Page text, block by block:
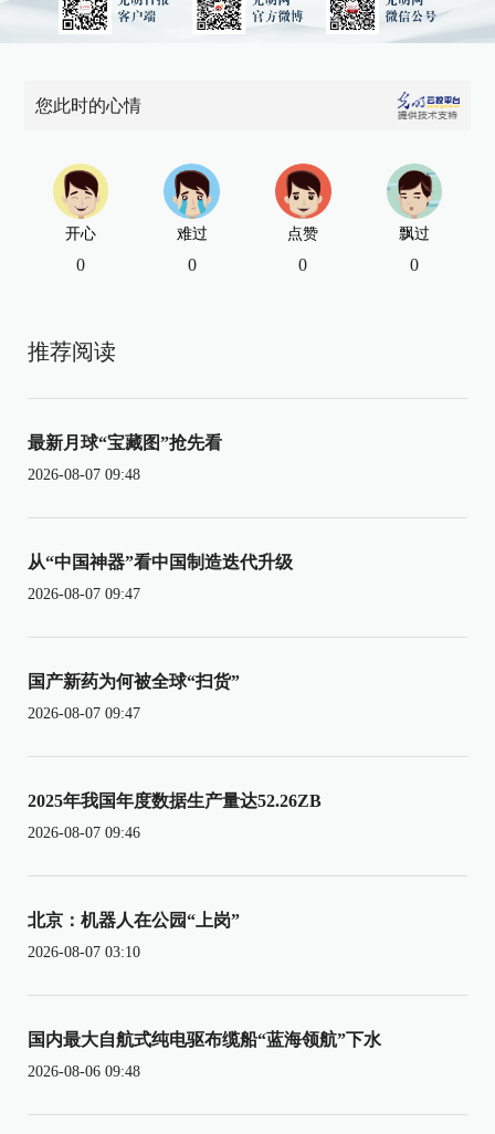
您此时的心情
开心
0
难过
0
点赞
0
飘过
0
推荐阅读
最新月球“宝藏图”抢先看
2026-08-07 09:48
从“中国神器”看中国制造迭代升级
2026-08-07 09:47
国产新药为何被全球“扫货”
2026-08-07 09:47
2025年我国年度数据生产量达52.26ZB
2026-08-07 09:46
北京：机器人在公园“上岗”
2026-08-07 03:10
国内最大自航式纯电驱布缆船“蓝海领航”下水
2026-08-06 09:48